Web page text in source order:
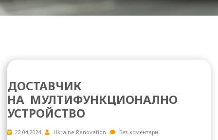
ДОСТАВЧИК
НА МУЛТИФУНКЦИОНАЛНО
УСТРОЙСТВО
22.04.2024 Ukraine Renovation Без коментари